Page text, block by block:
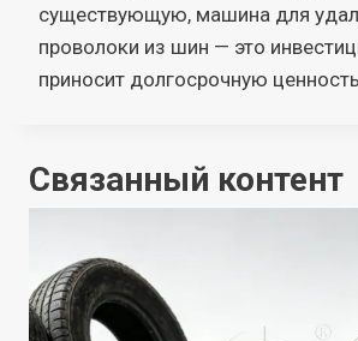
существующую, машина для
проволоки из шин — это
приносит долгосрочную
Связанный контент